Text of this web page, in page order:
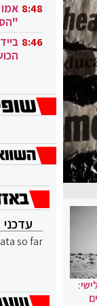
8:48
8:46
עדכני
so far.